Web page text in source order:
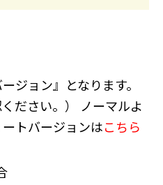
ジョン』となります。
ださい。） ノーマルよ
トバージョンはこちら